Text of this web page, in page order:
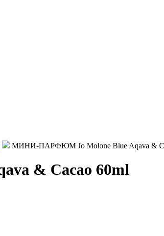
МИНИ-ПАРФЮМ Jo Molone Blue Aqava &
& Cacao 60ml